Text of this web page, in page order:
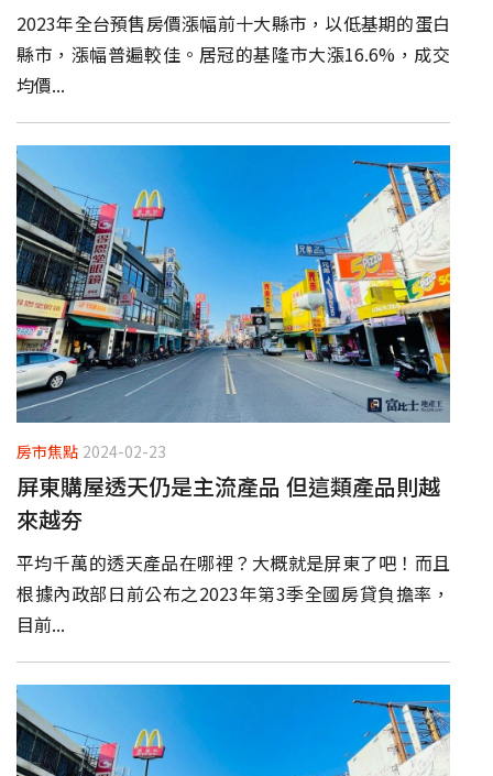
2023年全台預售房價漲幅前十大縣市，以低基期的蛋白
縣市，漲幅普遍較佳。居冠的基隆市大漲16.6%，成交
均價...
房市焦點 2024-02-23
屏東購屋透天仍是主流產品 但這類產品則越
來越夯
平均千萬的透天產品在哪裡？大概就是屏東了吧！而且
根據內政部日前公布之2023年第3季全國房貸負擔率，
目前...